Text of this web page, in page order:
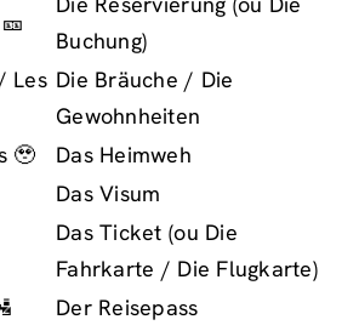
Buchung)
Les Die Bräuche / Die
Gewohnheiten
🥹
Das Heimweh
Das Visum
Das Ticket (ou Die
Fahrkarte / Die Flugkarte)
Der Reisepass